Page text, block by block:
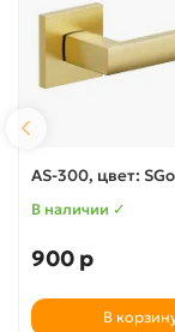
AS-300, цвет:
В наличии ✓
900 р
В